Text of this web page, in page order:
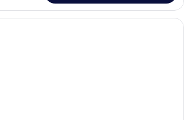
Una camera da letto con un letto,